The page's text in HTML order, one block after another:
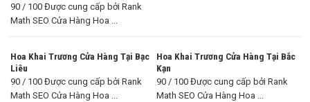
90 / 100 Được cung cấp bởi Rank
Math SEO Cửa Hàng Hoa ...
Hoa Khai Trương Cửa Hàng Tại Bạc
Liêu
90 / 100 Được cung cấp bởi Rank
Math SEO Cửa Hàng Hoa ...
Hoa Khai Trương Cửa Hàng Tại Bắc
Kạn
90 / 100 Được cung cấp bởi Rank
Math SEO Cửa Hàng Hoa ...